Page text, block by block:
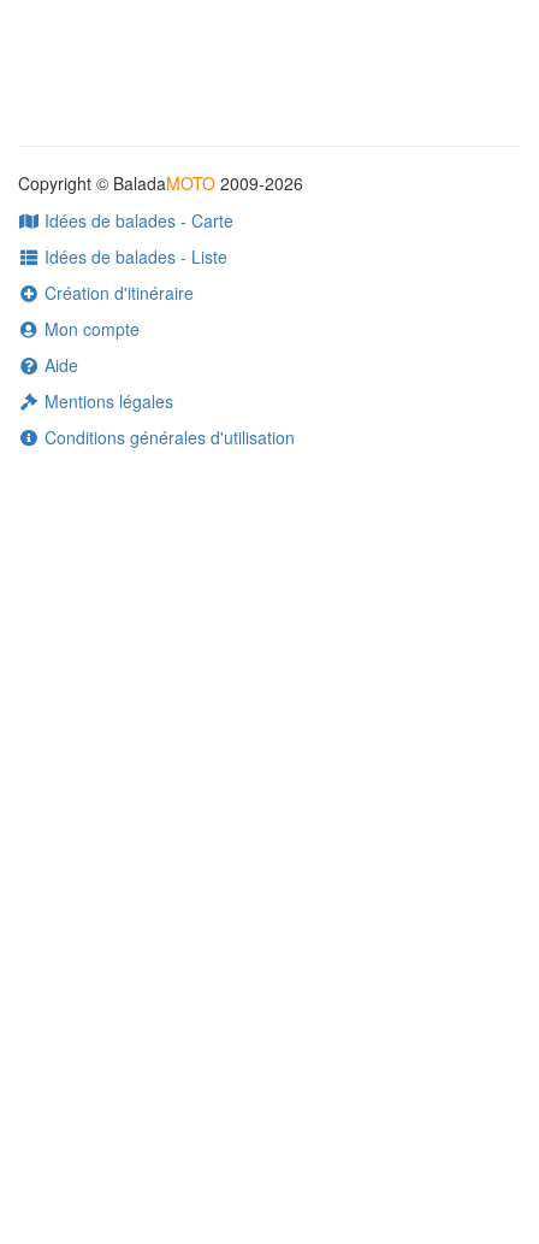
Copyright © BaladaMOTO 2009-2026
Idées de balades - Carte
Idées de balades - Liste
Création d'itinéraire
Mon compte
Aide
Mentions légales
Conditions générales d'utilisation